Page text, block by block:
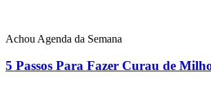
Achou Agenda da Semana
5 Passos Para Fazer Curau de